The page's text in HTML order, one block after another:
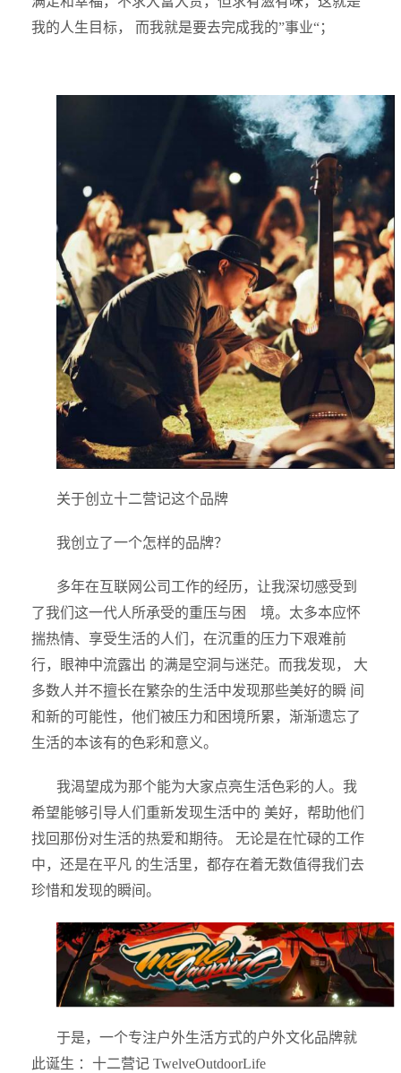
我的人生目标， 而我就是要去完成我的”事业“；
关于创立十二营记这个品牌
我创立了一个怎样的品牌？
多年在互联网公司工作的经历，让我深切感受到
了我们这一代人所承受的重压与困 境。太多本应怀
揣热情、享受生活的人们，在沉重的压力下艰难前
行，眼神中流露出 的满是空洞与迷茫。而我发现， 大
多数人并不擅长在繁杂的生活中发现那些美好的瞬 间
和新的可能性，他们被压力和困境所累，渐渐遗忘了
生活的本该有的色彩和意义。
我渴望成为那个能为大家点亮生活色彩的人。我
希望能够引导人们重新发现生活中的 美好，帮助他们
找回那份对生活的热爱和期待。 无论是在忙碌的工作
中，还是在平凡 的生活里，都存在着无数值得我们去
珍惜和发现的瞬间。
于是，一个专注户外生活方式的户外文化品牌就
此诞生 ：十二营记 TwelveOutdoorLife